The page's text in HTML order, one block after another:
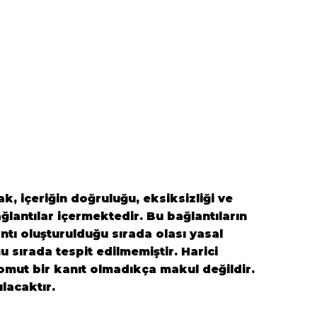
içeriğin doğruluğu, eksiksizliği ve
içermektedir. Bu bağlantıların
oluşturulduğu sırada olası yasal
sırada tespit edilmemiştir. Harici
bir kanıt olmadıkça makul değildir.